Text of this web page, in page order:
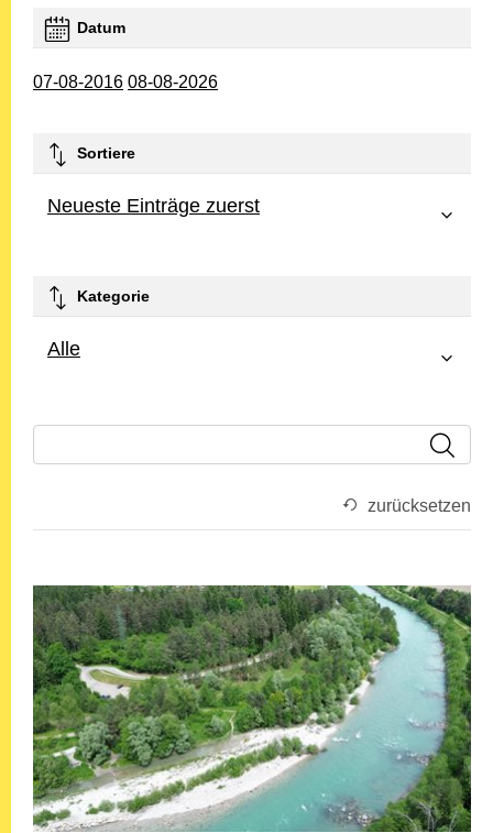
Datum
07-08-2016 08-08-2026
Sortiere
Neueste Einträge zuerst
Kategorie
Alle
zurücksetzen